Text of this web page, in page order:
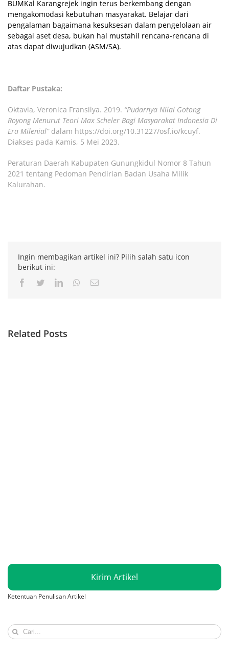
BUMKal Karangrejek ingin terus berkembang dengan
mengakomodasi kebutuhan masyarakat. Belajar dari
pengalaman bagaimana kesuksesan dalam pengelolaan air
sebagai aset desa, bukan hal mustahil rencana-rencana di
atas dapat diwujudkan (ASM/SA).
Daftar Pustaka:
Oktavia, Veronica Fransilya. 2019. “Pudarnya Nilai Gotong
Royong Menurut Teori Max Scheler Bagi Masyarakat Indonesia Di
Era Milenial”dalam https://doi.org/10.31227/osf.io/kcuyf.
Diakses pada Kamis, 5 Mei 2023.
Peraturan Daerah Kabupaten Gunungkidul Nomor 8 Tahun
2021 tentang Pedoman Pendirian Badan Usaha Milik
Kalurahan.
Ingin membagikan artikel ini? Pilih salah satu icon
berikut ini:
Facebook
TwitterLinkedInWhatsapp
Email
Related Posts
Kirim Artikel
Ketentuan Penulisan Artikel
Search
for: